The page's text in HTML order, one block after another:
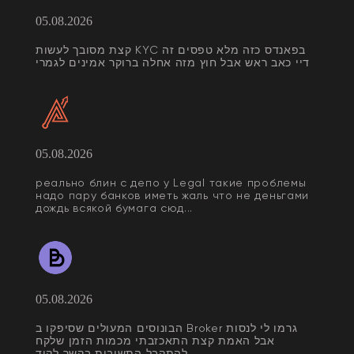
05.08.2026
קצת מסובך לעשות KYC בפאנדס כזה מלא טפסים זה
דיי כאב ראש אבל חוץ מזה אחלה ברוקר אמינים לגמרי
05.08.2026
реально блин с депо у Legal такие проблемы
надо пару банков иметь жаль что не деньгами
дождь всякой бумага сюд...
05.08.2026
הבונוסים המעולים שסיפקו ב Broker גרמו לי לנסות
אבל האמת קצת התאכזבתי מכמות הזמן שלקח